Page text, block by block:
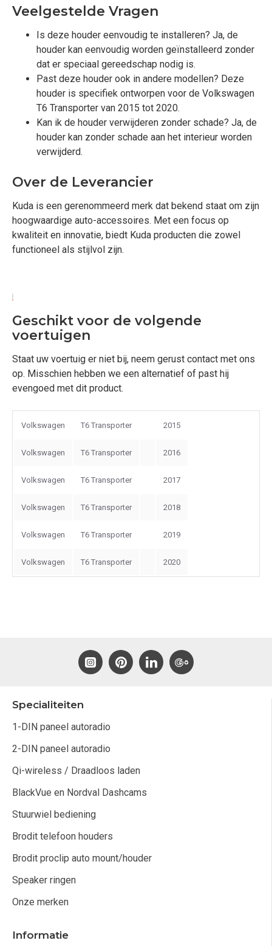
Veelgestelde Vragen
Is deze houder eenvoudig te installeren? Ja, de
houder kan eenvoudig worden geïnstalleerd zonder
dat er speciaal gereedschap nodig is.
Past deze houder ook in andere modellen? Deze
houder is specifiek ontworpen voor de Volkswagen
T6 Transporter van 2015 tot 2020.
Kan ik de houder verwijderen zonder schade? Ja, de
houder kan zonder schade aan het interieur worden
verwijderd.
Over de Leverancier
Kuda is een gerenommeerd merk dat bekend staat om zijn
hoogwaardige auto-accessoires. Met een focus op
kwaliteit en innovatie, biedt Kuda producten die zowel
functioneel als stijlvol zijn.
Geschikt voor de volgende
voertuigen
Staat uw voertuig er niet bij, neem gerust contact met ons
op. Misschien hebben we een alternatief of past hij
evengoed met dit product.
Volkswagen T6 Transporter 2015
Volkswagen T6 Transporter 2016
Volkswagen T6 Transporter 2017
Volkswagen T6 Transporter 2018
Volkswagen T6 Transporter 2019
Volkswagen T6 Transporter 2020
Specialiteiten
1-DIN paneel autoradio
2-DIN paneel autoradio
Qi-wireless / Draadloos laden
BlackVue en Nordval Dashcams
Stuurwiel bediening
Brodit telefoon houders
Brodit proclip auto mount/houder
Speaker ringen
Onze merken
Informatie